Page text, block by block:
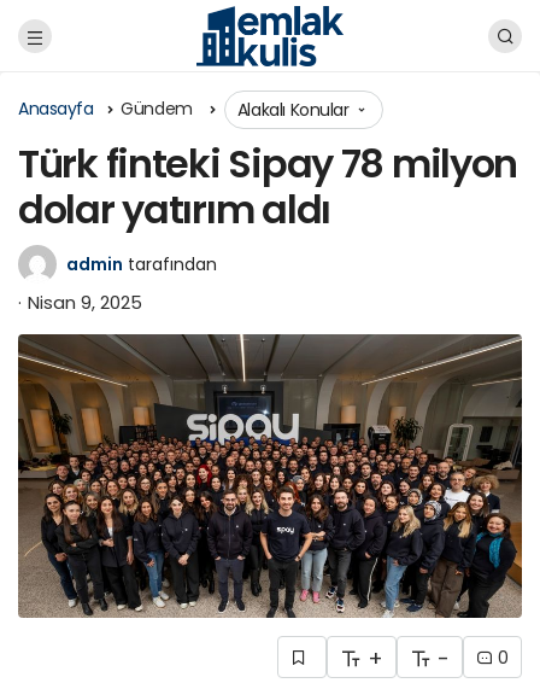
Anasayfa Gündem Alakalı Konular
Türk finteki Sipay 78 milyon
dolar yatırım aldı
admin tarafından
Nisan 9, 2025
+ - 0